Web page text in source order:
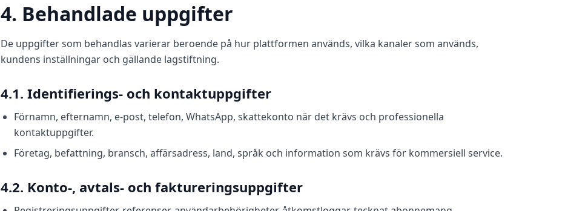
4. Behandlade uppgifter
De uppgifter som behandlas varierar beroende på hur plattformen används, vilka kanaler som används,
kundens inställningar och gällande lagstiftning.
4.1. Identifierings- och kontaktuppgifter
Förnamn, efternamn, e‑post, telefon, WhatsApp, skattekonto när det krävs och professionella
kontaktuppgifter.
Företag, befattning, bransch, affärsadress, land, språk och information som krävs för kommersiell service.
4.2. Konto-, avtals- och faktureringsuppgifter